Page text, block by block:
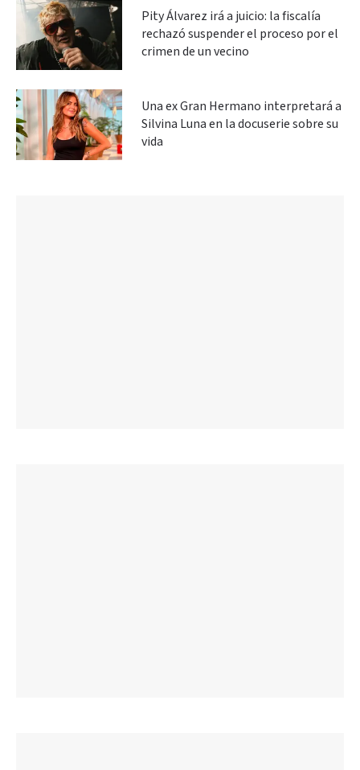
Pity Álvarez irá a juicio: la fiscalía
rechazó suspender el proceso por el
crimen de un vecino
Una ex Gran Hermano interpretará a
Silvina Luna en la docuserie sobre su
vida